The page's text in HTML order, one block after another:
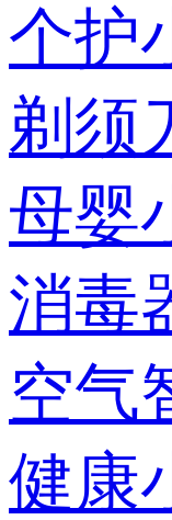
个护
剃须
母婴
消毒
空气
健康